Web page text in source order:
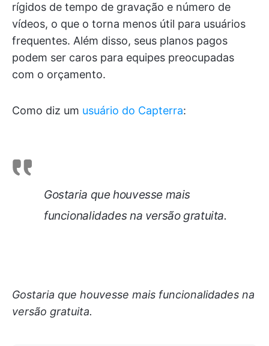
rígidos de tempo de gravação e número de
vídeos, o que o torna menos útil para usuários
frequentes. Além disso, seus planos pagos
podem ser caros para equipes preocupadas
com o orçamento.
Como diz um usuário do Capterra:
Gostaria que houvesse mais
funcionalidades na versão gratuita.
Gostaria que houvesse mais funcionalidades na
versão gratuita.